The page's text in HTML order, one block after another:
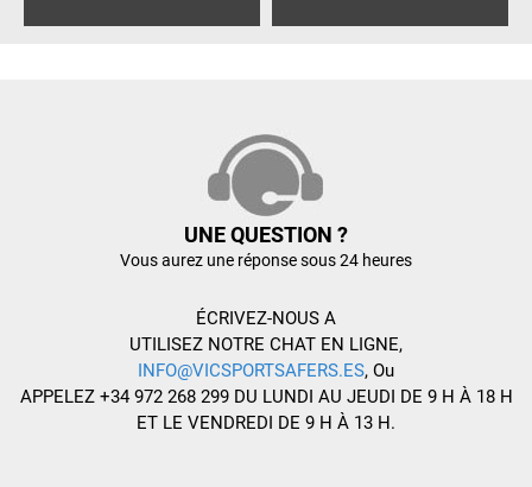
UNE QUESTION ?
Vous aurez une réponse sous 24 heures
ÉCRIVEZ-NOUS A
UTILISEZ NOTRE CHAT EN LIGNE,
INFO@VICSPORTSAFERS.ES, Ou
APPELEZ +34 972 268 299 DU LUNDI AU JEUDI DE 9 H À 18 H
ET LE VENDREDI DE 9 H À 13 H.